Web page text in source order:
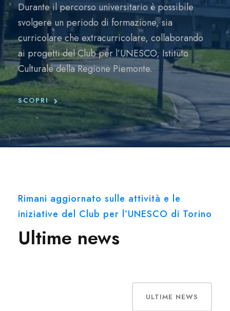
Durante il percorso universitario è possibile
svolgere un periodo di formazione, sia
curricolare che extracurricolare, collaborando
ai progetti del Club per l’UNESCO, Istituto
Culturale della Regione Piemonte.
SCOPRI
Rimani aggiornato sulle attività e le
iniziative del Club per l’UNESCO di Torino
Ultime news
ULTIME NEWS